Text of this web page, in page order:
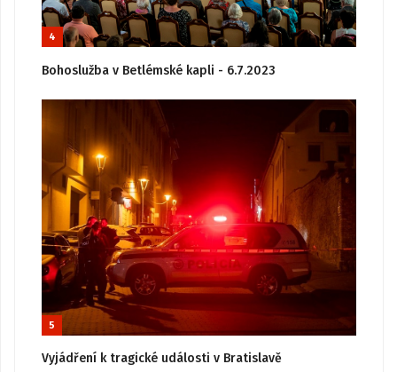
4
Bohoslužba v Betlémské kapli - 6.7.2023
5
Vyjádření k tragické události v Bratislavě